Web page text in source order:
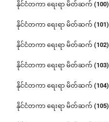
နိုင်ငံတကာ ရေးရာ မိတ်ဆက် (100)
နိုင်ငံတကာ ရေးရာ မိတ်ဆက် (101)
နိုင်ငံတကာ ရေးရာ မိတ်ဆက် (102)
နိုင်ငံတကာ ရေးရာ မိတ်ဆက် (103)
နိုင်ငံတကာ ရေးရာ မိတ်ဆက် (104)
နိုင်ငံတကာ ရေးရာ မိတ်ဆက် (105)